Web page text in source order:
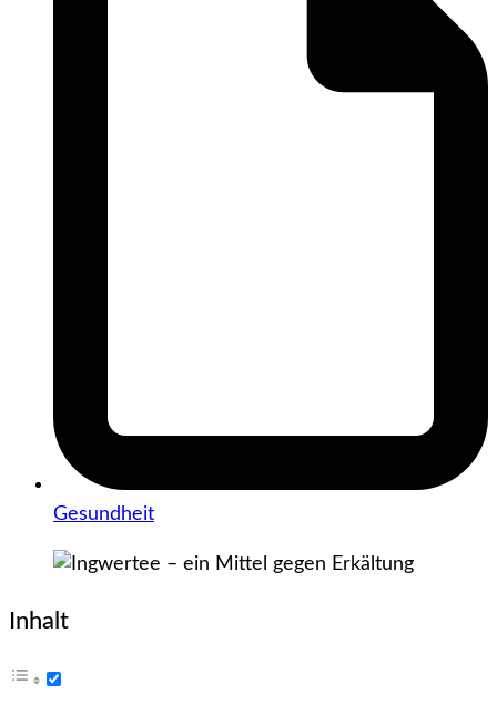
Gesundheit
Inhalt